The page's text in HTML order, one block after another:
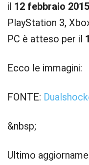
il 12 febbraio 2015
PlayStation 3,
PC è atteso per il
Ecco le immagini:
FONTE:
&nbsp;
Ultimo